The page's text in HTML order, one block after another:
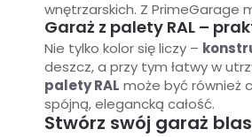
wnętrzarskich. Z PrimeGarage
Garaż z palety RAL –
Nie tylko kolor się liczy –
deszcz, a przy tym łatwy w
palety RAL może być również
spójną, elegancką całość.
Stwórz swój garaż